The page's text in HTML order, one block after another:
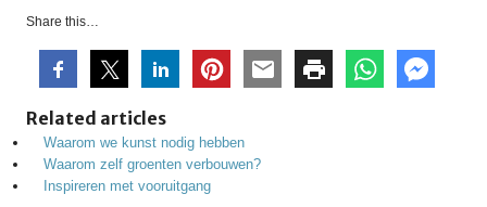
Share this…
Related articles
Waarom we kunst nodig hebben
Waarom zelf groenten verbouwen?
Inspireren met vooruitgang